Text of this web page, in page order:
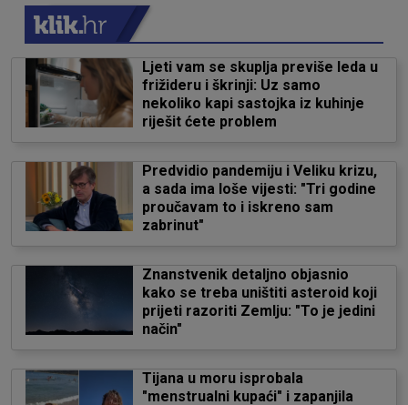
Ljeti vam se skuplja previše leda u
frižideru i škrinji: Uz samo
nekoliko kapi sastojka iz kuhinje
riješit ćete problem
Predvidio pandemiju i Veliku krizu,
a sada ima loše vijesti: "Tri godine
proučavam to i iskreno sam
zabrinut"
Znanstvenik detaljno objasnio
kako se treba uništiti asteroid koji
prijeti razoriti Zemlju: "To je jedini
način"
Tijana u moru isprobala
"menstrualni kupaći" i zapanjila